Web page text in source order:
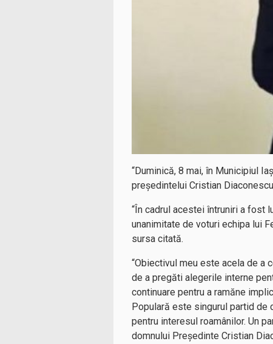
“Duminică, 8 mai, în Municipiul
președintelui Cristian
“În cadrul acestei întruniri a fost
unanimitate de voturi echipa lui
sursa citată.
“Obiectivul meu este acela de a
de a pregăti alegerile interne
continuare pentru a ramăne
Populară este singurul partid de
pentru interesul roamânilor. Un
domnului Președinte Cristian